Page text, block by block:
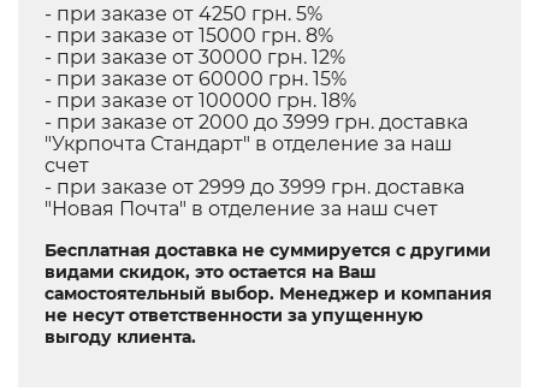
- при заказе от 4250 грн. 5%
- при заказе от 15000 грн. 8%
- при заказе от 30000 грн. 12%
- при заказе от 60000 грн. 15%
- при заказе от 100000 грн. 18%
- при заказе от 2000 до 3999 грн. доставка
"Укрпочта Стандарт" в отделение за наш
счет
- при заказе от 2999 до 3999 грн. доставка
"Новая Почта" в отделение за наш счет
Бесплатная доставка не суммируется с другими
видами скидок, это остается на Ваш
самостоятельный выбор. Менеджер и компания
не несут ответственности за упущенную
выгоду клиента.